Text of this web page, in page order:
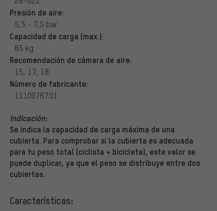
Presión de aire:
5,5 - 7,5 bar
Capacidad de carga (max.):
85 kg
Recomendación de cámara de aire:
15, 17, 18
Número de fabricante:
11100767.01
Indicación:
Se indica la capacidad de carga máxima de una
cubierta. Para comprobar si la cubierta es adecuada
para tu peso total (ciclista + bicicleta), este valor se
puede duplicar, ya que el peso se distribuye entre dos
cubiertas.
Características: